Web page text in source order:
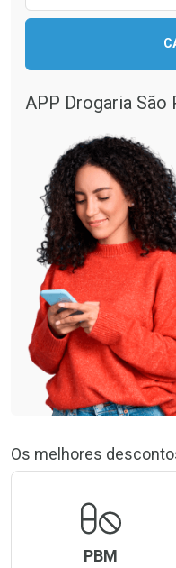
APP Drogaria São
Os melhores
PBM